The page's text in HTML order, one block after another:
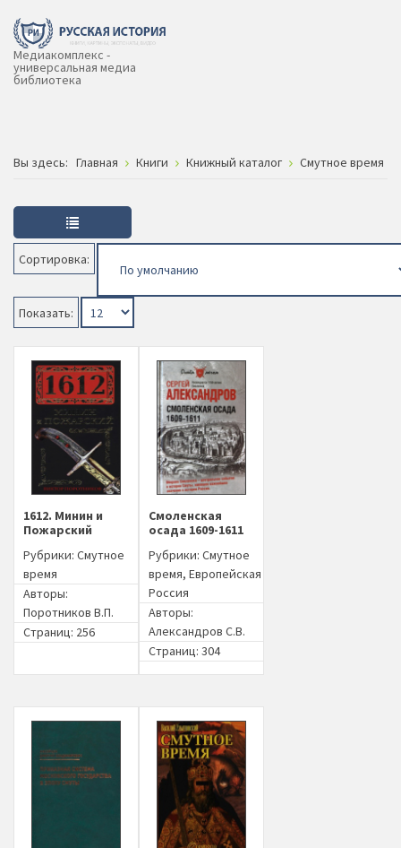
Медиакомплекс -
универсальная медиа
библиотека
Вы здесь: Главная Книги Книжный каталог Смутное время
Сортировка:
Показать:
1612. Минин и
Пожарский
Рубрики: Смутное
время
Авторы:
Поротников В.П.
Страниц: 256
Смоленская
осада 1609-1611
Рубрики: Смутное
время, Европейская
Россия
Авторы:
Александров С.В.
Страниц: 304